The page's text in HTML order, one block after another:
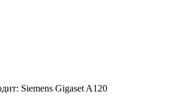
Siemens Gigaset A120